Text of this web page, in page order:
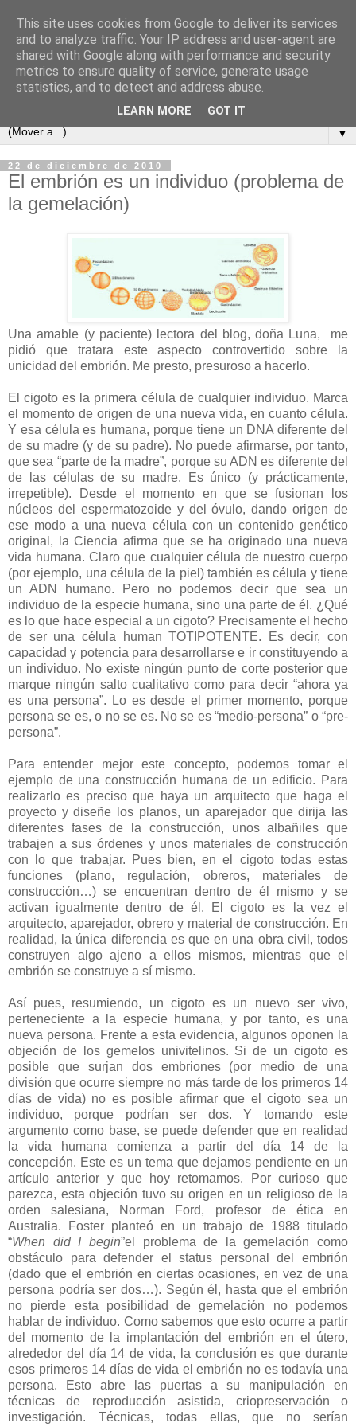
▼
22 de diciembre de 2010
El embrión es un individuo (problema de
la gemelación)
Una amable (y paciente) lectora del blog, doña Luna, me
pidió que tratara este aspecto controvertido sobre la
unicidad del embrión. Me presto, presuroso a hacerlo.
El cigoto es la primera célula de cualquier individuo. Marca
el momento de origen de una nueva vida, en cuanto célula.
Y esa célula es humana, porque tiene un DNA diferente del
de su madre (y de su padre). No puede afirmarse, por tanto,
que sea “parte de la madre”, porque su ADN es diferente del
de las células de su madre. Es único (y prácticamente,
irrepetible). Desde el momento en que se fusionan los
núcleos del espermatozoide y del óvulo, dando origen de
ese modo a una nueva célula con un contenido genético
original, la Ciencia afirma que se ha originado una nueva
vida humana. Claro que cualquier célula de nuestro cuerpo
(por ejemplo, una célula de la piel) también es célula y tiene
un ADN humano. Pero no podemos decir que sea un
individuo de la especie humana, sino una parte de él. ¿Qué
es lo que hace especial a un cigoto? Precisamente el hecho
de ser una célula human TOTIPOTENTE. Es decir, con
capacidad y potencia para desarrollarse e ir constituyendo a
un individuo. No existe ningún punto de corte posterior que
marque ningún salto cualitativo como para decir “ahora ya
es una persona”. Lo es desde el primer momento, porque
persona se es, o no se es. No se es “medio-persona” o “pre-
persona”.
Para entender mejor este concepto, podemos tomar el
ejemplo de una construcción humana de un edificio. Para
realizarlo es preciso que haya un arquitecto que haga el
proyecto y diseñe los planos, un aparejador que dirija las
diferentes fases de la construcción, unos albañiles que
trabajen a sus órdenes y unos materiales de construcción
con lo que trabajar. Pues bien, en el cigoto todas estas
funciones (plano, regulación, obreros, materiales de
construcción…) se encuentran dentro de él mismo y se
activan igualmente dentro de él. El cigoto es la vez el
arquitecto, aparejador, obrero y material de construcción. En
realidad, la única diferencia es que en una obra civil, todos
construyen algo ajeno a ellos mismos, mientras que el
embrión se construye a sí mismo.
Así pues, resumiendo, un cigoto es un nuevo ser vivo,
perteneciente a la especie humana, y por tanto, es una
nueva persona. Frente a esta evidencia, algunos oponen la
objeción de los gemelos univitelinos. Si de un cigoto es
posible que surjan dos embriones (por medio de una
división que ocurre siempre no más tarde de los primeros 14
días de vida) no es posible afirmar que el cigoto sea un
individuo, porque podrían ser dos. Y tomando este
argumento como base, se puede defender que en realidad
la vida humana comienza a partir del día 14 de la
concepción. Este es un tema que dejamos pendiente en un
artículo anterior y que hoy retomamos. Por curioso que
parezca, esta objeción tuvo su origen en un religioso de la
orden salesiana, Norman Ford, profesor de ética en
Australia. Foster planteó en un trabajo de 1988 titulado
“When did I begin”el problema de la gemelación como
obstáculo para defender el status personal del embrión
(dado que el embrión en ciertas ocasiones, en vez de una
persona podría ser dos…). Según él, hasta que el embrión
no pierde esta posibilidad de gemelación no podemos
hablar de individuo. Como sabemos que esto ocurre a partir
del momento de la implantación del embrión en el útero,
alrededor del día 14 de vida, la conclusión es que durante
esos primeros 14 días de vida el embrión no es todavía una
persona. Esto abre las puertas a su manipulación en
técnicas de reproducción asistida, criopreservación o
investigación. Técnicas, todas ellas, que no serían
This site uses cookies from Google to deliver its services
and to analyze traffic. Your IP address and user-agent are
shared with Google along with performance and security
metrics to ensure quality of service, generate usage
statistics, and to detect and address abuse.
LEARN MORE GOT IT